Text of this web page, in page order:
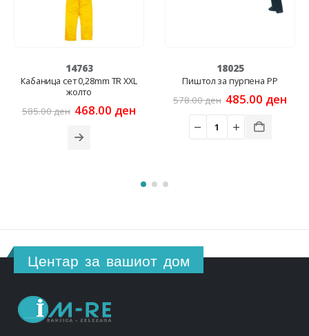
14763
Кабаница сет 0,28mm TR XXL
жолто
585.00ден Original
was:
585.00 ден.
468.00 ден
468.00 ден.
18025
Пиштол за пурпена PP
578.00ден Original
was:
578.00 ден.
485.00 ден
Центар за вашиот дом